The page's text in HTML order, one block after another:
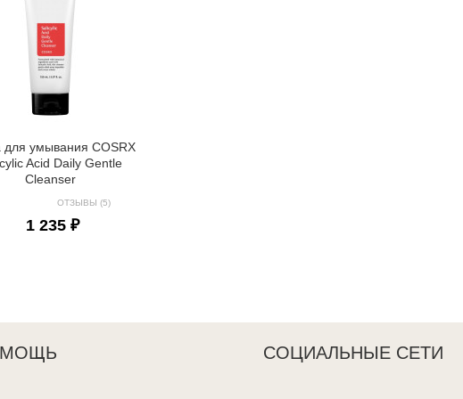
для умывания COSRX
Acid Daily Gentle
Cleanser
ОТЗЫВЫ (5)
1 235 ₽
СОЦИАЛЬНЫЕ СЕТИ